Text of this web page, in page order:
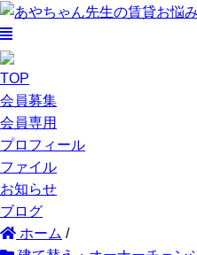
TOP
会員募集
会員専用
プロフィール
ファイル
お知らせ
ブログ
ホーム /